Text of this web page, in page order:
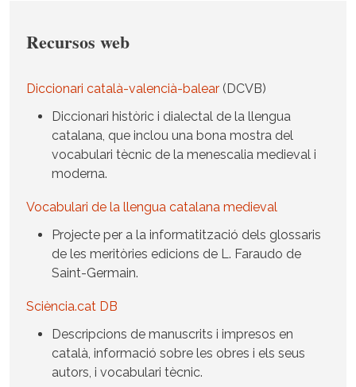
Recursos web
Diccionari català-valencià-balear (DCVB)
Diccionari històric i dialectal de la llengua
catalana, que inclou una bona mostra del
vocabulari tècnic de la menescalia medieval i
moderna.
Vocabulari de la llengua catalana medieval
Projecte per a la informatització dels glossaris
de les meritòries edicions de L. Faraudo de
Saint-Germain.
Sciència.cat DB
Descripcions de manuscrits i impresos en
català, informació sobre les obres i els seus
autors, i vocabulari tècnic.